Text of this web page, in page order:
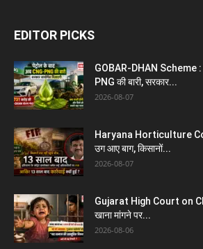
EDITOR PICKS
GOBAR-DHAN Scheme :
PNG की बारी, सरकार...
2026-08-07
Haryana Horticulture
उग आए बाग, किसानों...
2026-08-07
Gujarat High Court on
खाना मांगने पर...
2026-08-06